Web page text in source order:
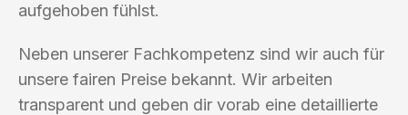
aufgehoben fühlst.
Neben unserer Fachkompetenz sind wir auch für
unsere fairen Preise bekannt. Wir arbeiten
transparent und geben dir vorab eine detaillierte